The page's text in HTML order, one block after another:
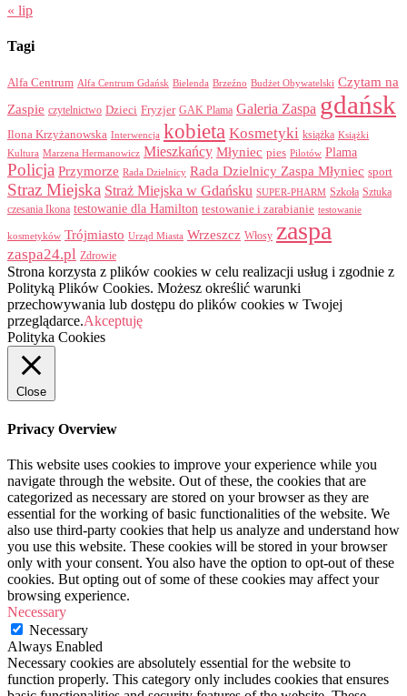
« lip
Tagi
Alfa Centrum Alfa Centrum Gdańsk Bielenda Brzeźno Budżet Obywatelski Czytam na
Zaspie czytelnictwo Dzieci Fryzjer GAK Plama Galeria Zaspa gdańsk
Ilona Krzyżanowska Interwencja kobieta Kosmetyki książka Książki
Kultura Marzena Hermanowicz Mieszkańcy Młyniec pies Pilotów Plama
Policja Przymorze Rada Dzielnicy Rada Dzielnicy Zaspa Młyniec sport
Straz Miejska Straż Miejska w Gdańsku SUPER-PHARM Szkoła Sztuka
czesania Ikona testowanie dla Hamilton testowanie i zarabianie testowanie
kosmetyków Trójmiasto Urząd Miasta Wrzeszcz Włosy zaspa
zaspa24.pl Zdrowie
Strona korzysta z plików cookies w celu realizacji usług i zgodnie z
Polityką Plików Cookies. Możesz określić warunki
przechowywania lub dostępu do plików cookies w Twojej
przeglądarce.Akceptuję
Polityka Cookies
Close
Privacy Overview
This website uses cookies to improve your experience while you
navigate through the website. Out of these, the cookies that are
categorized as necessary are stored on your browser as they are
essential for the working of basic functionalities of the website. We
also use third-party cookies that help us analyze and understand how
you use this website. These cookies will be stored in your browser
only with your consent. You also have the option to opt-out of these
cookies. But opting out of some of these cookies may affect your
browsing experience.
Necessary
Necessary
Always Enabled
Necessary cookies are absolutely essential for the website to
function properly. This category only includes cookies that ensures